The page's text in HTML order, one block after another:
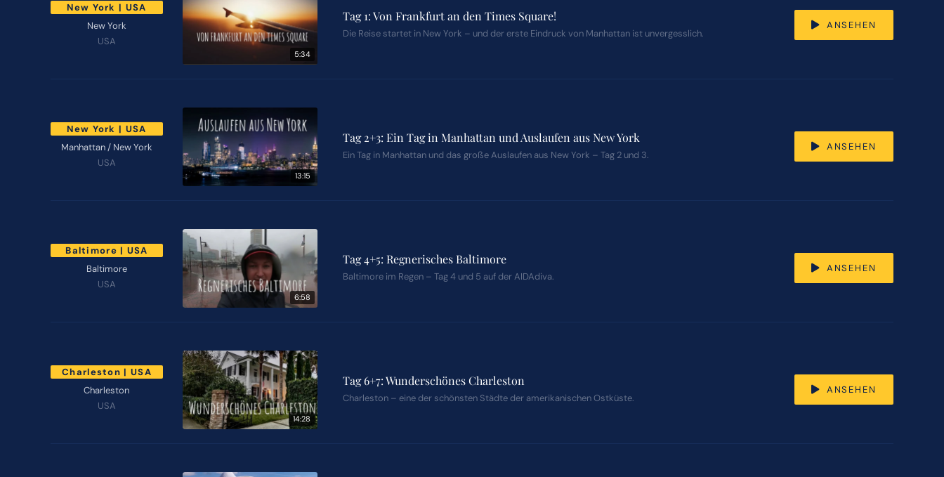
New York | USA
New York
USA
5:34
Tag 1: Von Frankfurt an den Times Square!
Die Reise startet in New York – und der erste Eindruck von Manhattan ist unvergesslich.
ANSEHEN
New York | USA
Manhattan / New York
USA
13:15
Tag 2+3: Ein Tag in Manhattan und Auslaufen aus New York
Ein Tag in Manhattan und das große Auslaufen aus New York – Tag 2 und 3.
ANSEHEN
Baltimore | USA
Baltimore
USA
6:58
Tag 4+5: Regnerisches Baltimore
Baltimore im Regen – Tag 4 und 5 auf der AIDAdiva.
ANSEHEN
Charleston | USA
Charleston
USA
14:28
Tag 6+7: Wunderschönes Charleston
Charleston – eine der schönsten Städte der amerikanischen Ostküste.
ANSEHEN